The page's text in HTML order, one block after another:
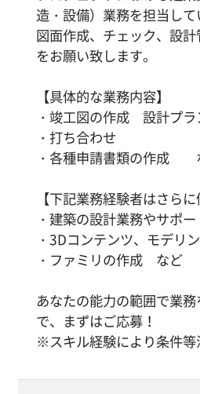
造・設備）業務を担当して
図面作成、チェック、設
をお願い致します。
【具体的な業務内容】
・竣工図の作成 設計プラ
・打ち合わせ
・各種申請書類の作成
【下記業務経験者はさらに
・建築の設計業務やサポ
・3Dコンテンツ、モデリ
・ファミリの作成 など
あなたの能力の範囲で業
で、まずはご応募！
※スキル経験により条件等